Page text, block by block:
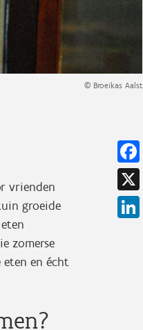
© Broeikas Aalst
vrienden
groeide
zomerse
eten en écht